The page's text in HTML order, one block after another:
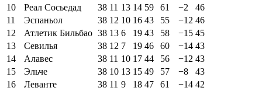
10
Реал Сосьедад 38 11 13 14 59 61 −2
46
11
Эспаньол 38 12 10 16 43 55 −12 46
12
Атлетик Бильбао 38 13 6 19 43 58 −15 45
13
Севилья 38 12 7 19 46 60 −14 43
14
Алавес 38 11 10 17 44 56 −12 43
15
Эльче 38 10 13 15 49 57 −8
43
16
Леванте 38 11 9 18 47 61 −14 42